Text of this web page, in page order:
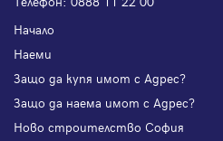
Начало
Наеми
Защо да купя имот с Адрес?
Защо да наема имот с Адрес?
Ново строителство София